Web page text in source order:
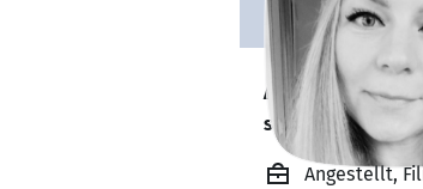
Anja
sucht ein neues
Angestellt,